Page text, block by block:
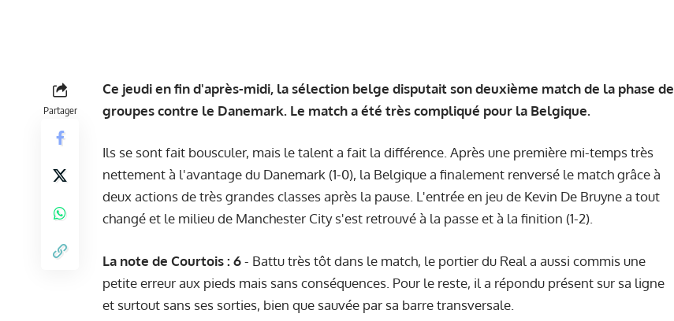
Partager
Ce jeudi en fin d'après-midi, la sélection belge disputait son deuxième match de la phase de
groupes contre le Danemark. Le match a été très compliqué pour la Belgique.
Ils se sont fait bousculer, mais le talent a fait la différence. Après une première mi-temps très
nettement à l'avantage du Danemark (1-0), la Belgique a finalement renversé le match grâce à
deux actions de très grandes classes après la pause. L'entrée en jeu de Kevin De Bruyne a tout
changé et le milieu de Manchester City s'est retrouvé à la passe et à la finition (1-2).
La note de Courtois : 6- Battu très tôt dans le match, le portier du Real a aussi commis une
petite erreur aux pieds mais sans conséquences. Pour le reste, il a répondu présent sur sa ligne
et surtout sans ses sorties, bien que sauvée par sa barre transversale.